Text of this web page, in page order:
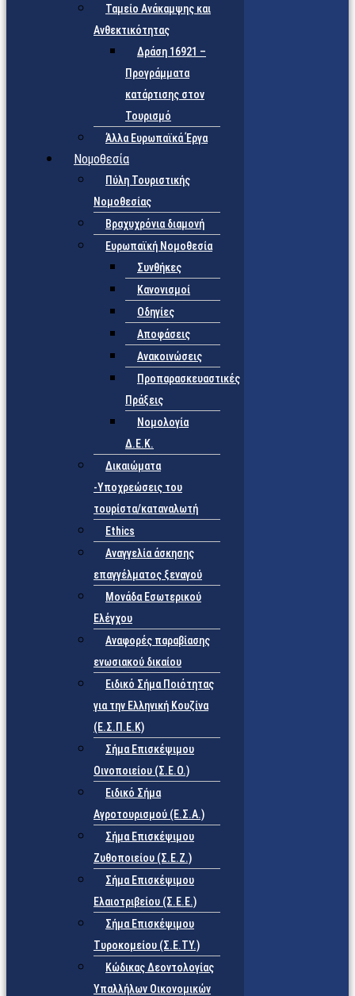
Ταμείο Ανάκαμψης και
Ανθεκτικότητας
Δράση 16921 –
Προγράμματα
κατάρτισης στον
Τουρισμό
Άλλα Ευρωπαϊκά Έργα
Νομοθεσία
Πύλη Τουριστικής
Νομοθεσίας
Βραχυχρόνια διαμονή
Ευρωπαϊκή Νομοθεσία
Συνθήκες
Κανονισμοί
Οδηγίες
Αποφάσεις
Ανακοινώσεις
Προπαρασκευαστικές
Πράξεις
Νομολογία
Δ.Ε.Κ.
Δικαιώματα
-Υποχρεώσεις του
τουρίστα/καταναλωτή
Ethics
Αναγγελία άσκησης
επαγγέλματος ξεναγού
Μονάδα Εσωτερικού
Ελέγχου
Αναφορές παραβίασης
ενωσιακού δικαίου
Ειδικό Σήμα Ποιότητας
για την Ελληνική Κουζίνα
(Ε.Σ.Π.Ε.Κ)
Σήμα Επισκέψιμου
Οινοποιείου (Σ.Ε.Ο.)
Ειδικό Σήμα
Αγροτουρισμού (Ε.Σ.Α.)
Σήμα Επισκέψιμου
Ζυθοποιείου (Σ.Ε.Ζ.)
Σήμα Επισκέψιμου
Ελαιοτριβείου (Σ.Ε.Ε.)
Σήμα Επισκέψιμου
Τυροκομείου (Σ.Ε.TY.)
Κώδικας Δεοντολογίας
Υπαλλήλων Οικονομικών